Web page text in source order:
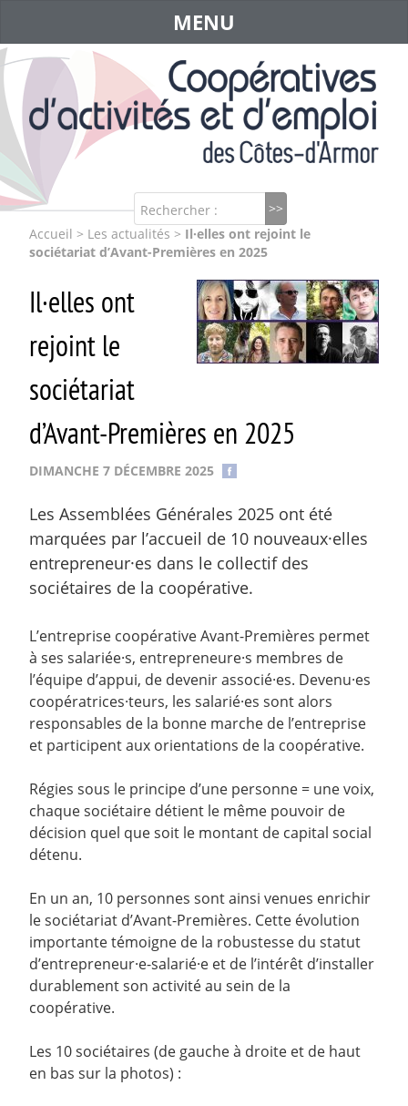
Rechercher :
MENU
Accueil > Les actualités > Il·elles ont rejoint le
sociétariat d’Avant-Premières en 2025
Il·elles ont
rejoint le
sociétariat
d’Avant-Premières en 2025
DIMANCHE 7 DÉCEMBRE 2025
Les Assemblées Générales 2025 ont été
marquées par l’accueil de 10 nouveaux·elles
entrepreneur·es dans le collectif des
sociétaires de la coopérative.
L’entreprise coopérative Avant-Premières permet
à ses salariée·s, entrepreneure·s membres de
l’équipe d’appui, de devenir associé·es. Devenu·es
coopératrices·teurs, les salarié·es sont alors
responsables de la bonne marche de l’entreprise
et participent aux orientations de la coopérative.
Régies sous le principe d’une personne = une voix,
chaque sociétaire détient le même pouvoir de
décision quel que soit le montant de capital social
détenu.
En un an, 10 personnes sont ainsi venues enrichir
le sociétariat d’Avant-Premières. Cette évolution
importante témoigne de la robustesse du statut
d’entrepreneur·e-salarié·e et de l’intérêt d’installer
durablement son activité au sein de la
coopérative.
Les 10 sociétaires (de gauche à droite et de haut
en bas sur la photos) :